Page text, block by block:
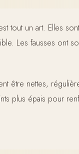
tout un art. Elles sont
Les fausses ont
être nettes,
plus épais pour